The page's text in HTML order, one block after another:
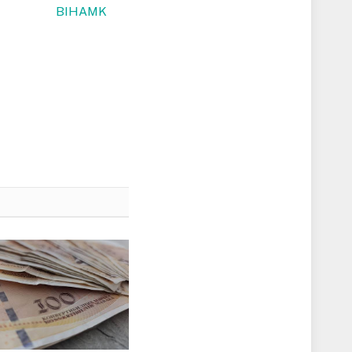
BIHAMK